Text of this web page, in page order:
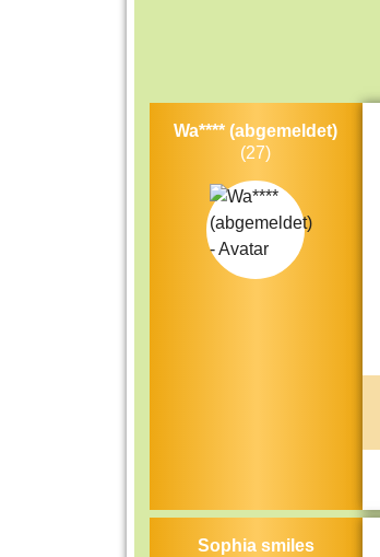
Wa**** (abgemeldet)
(27)
Sophia smiles